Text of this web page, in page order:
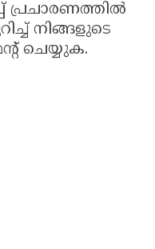
പ്രചാരണത്തിൽ
നിങ്ങളുടെ
ചെയ്യുക.